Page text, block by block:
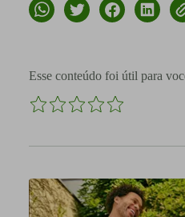
Esse conteúdo foi útil para